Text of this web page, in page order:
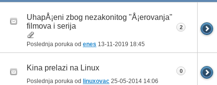
UhapÅ¡eni zbog nezakonitog "Å¡erovanja"
filmova i serija
Poslednja poruka od enes 13-11-2019 18:45
2
Kina prelazi na Linux
Poslednja poruka od linuxovac 25-05-2014 14:06
0